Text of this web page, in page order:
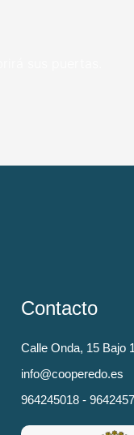
Contacto
Calle Onda, 15 Bajo
info@cooperedo.es
964245018 -